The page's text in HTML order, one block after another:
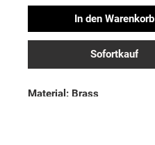
In den Warenkorb
Sofortkauf
Material: Brass